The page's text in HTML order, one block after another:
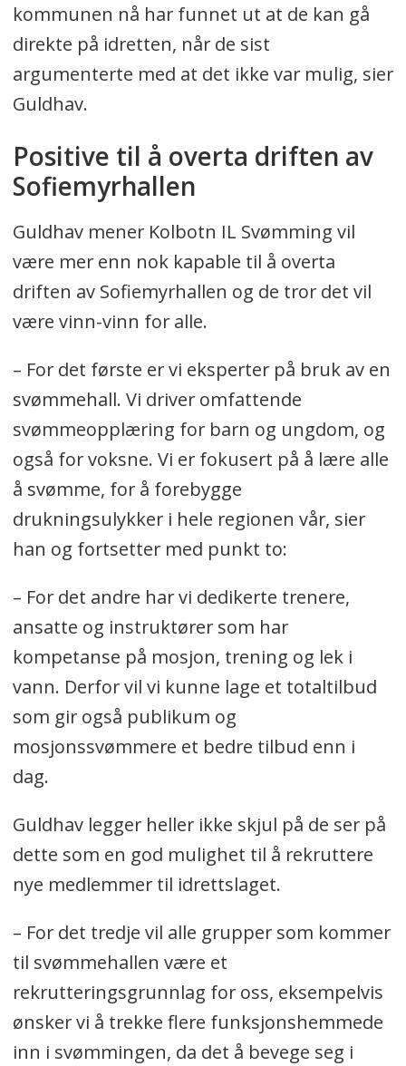
kommunen nå har funnet ut at de kan gå
direkte på idretten, når de sist
argumenterte med at det ikke var mulig, sier
Guldhav.
Positive til å overta driften av
Sofiemyrhallen
Guldhav mener Kolbotn IL Svømming vil
være mer enn nok kapable til å overta
driften av Sofiemyrhallen og de tror det vil
være vinn-vinn for alle.
– For det første er vi eksperter på bruk av en
svømmehall. Vi driver omfattende
svømmeopplæring for barn og ungdom, og
også for voksne. Vi er fokusert på å lære alle
å svømme, for å forebygge
drukningsulykker i hele regionen vår, sier
han og fortsetter med punkt to:
– For det andre har vi dedikerte trenere,
ansatte og instruktører som har
kompetanse på mosjon, trening og lek i
vann. Derfor vil vi kunne lage et totaltilbud
som gir også publikum og
mosjonssvømmere et bedre tilbud enn i
dag.
Guldhav legger heller ikke skjul på de ser på
dette som en god mulighet til å rekruttere
nye medlemmer til idrettslaget.
– For det tredje vil alle grupper som kommer
til svømmehallen være et
rekrutteringsgrunnlag for oss, eksempelvis
ønsker vi å trekke flere funksjonshemmede
inn i svømmingen, da det å bevege seg i